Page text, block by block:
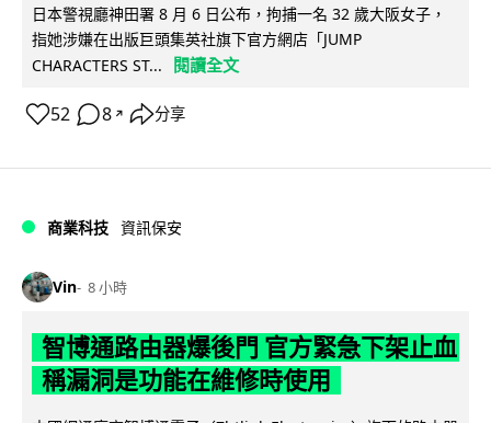
日本警視廳神田署 8 月 6 日公布，拘捕一名 32 歲大阪女子，
指她涉嫌在出版巨頭集英社旗下官方網店「JUMP
CHARACTERS ST...
閱讀全文
52 8 ↗ 分享
商業科技 資訊保安
Vin 8 小時
智博通路由器爆後門 官方緊急下架止血
稱漏洞是功能在維修時使用